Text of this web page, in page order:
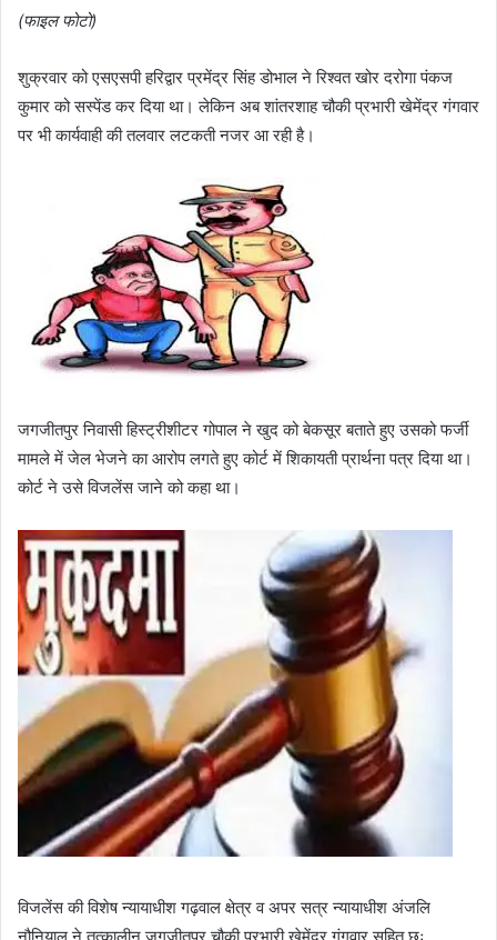
(फाइल फोटो)
शुक्रवार को एसएसपी हरिद्वार प्रमेंद्र सिंह डोभाल ने रिश्वत खोर दरोगा पंकज
कुमार को सस्पेंड कर दिया था। लेकिन अब शांतरशाह चौकी प्रभारी खेमेंद्र गंगवार
पर भी कार्यवाही की तलवार लटकती नजर आ रही है।
जगजीतपुर निवासी हिस्ट्रीशीटर गोपाल ने खुद को बेकसूर बताते हुए उसको फर्जी
मामले में जेल भेजने का आरोप लगते हुए कोर्ट में शिकायती प्रार्थना पत्र दिया था।
कोर्ट ने उसे विजलेंस जाने को कहा था।
विजलेंस की विशेष न्यायाधीश गढ़वाल क्षेत्र व अपर सत्र न्यायाधीश अंजलि